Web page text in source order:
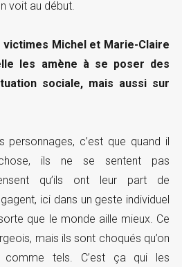
voit au début.
victimes Michel et Marie-Claire
les amène à se poser des
sociale, mais aussi sur
personnages, c’est que quand il
ils ne se sentent pas
qu’ils ont leur part de
ici dans un geste individuel
que le monde aille mieux. Ce
mais ils sont choqués qu’on
comme tels. C’est ça qui les